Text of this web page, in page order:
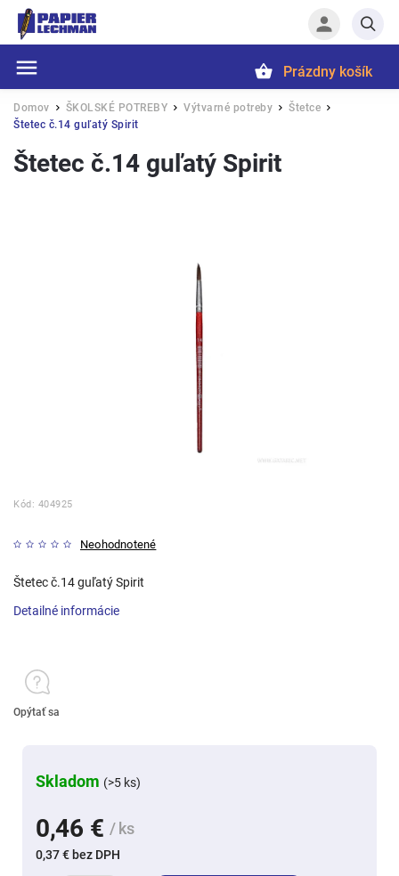
Hľadať
Prázdny košík
Domov / ŠKOLSKÉ POTREBY / Výtvarné potreby / Štetce /
Štetec č.14 guľatý Spirit
Štetec č.14 guľatý Spirit
Kód: 404925
Neohodnotené
0,46 € / ks
0,37 € bez DPH
Skladom (>5 ks)
Štetec č.14 guľatý Spirit
Detailné informácie
Opýtať sa